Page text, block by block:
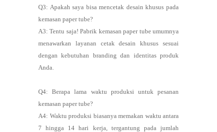
Q3: Apakah saya bisa mencetak desain khusus pada
kemasan paper tube?
A3: Tentu saja! Pabrik kemasan paper tube umumnya
menawarkan layanan cetak desain khusus sesuai
dengan kebutuhan branding dan identitas produk
Anda.
Q4: Berapa lama waktu produksi untuk pesanan
kemasan paper tube?
A4: Waktu produksi biasanya memakan waktu antara
7 hingga 14 hari kerja, tergantung pada jumlah